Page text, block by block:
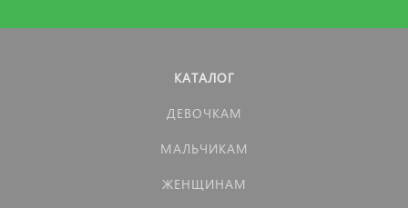
КАТАЛОГ
ДЕВОЧКАМ
МАЛЬЧИКАМ
ЖЕНЩИНАМ